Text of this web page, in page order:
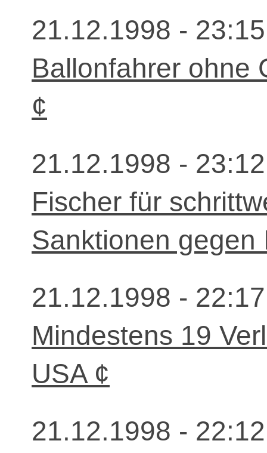
21.12.1998 -
Ballonfahrer ohne
¢
21.12.1998 -
Fischer für
Sanktionen gegen
21.12.1998 -
Mindestens 19
USA ¢
21.12.1998 -